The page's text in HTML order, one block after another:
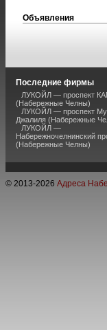
Объявления
Последние фирмы
ЛУКОЙЛ — проспект
(Набережные Челны)
ЛУКОЙЛ — проспект
Джалиля (Набережные
ЛУКОЙЛ —
Набережночелнинский
(Набережные Челны)
© 2013-2026 Адреса